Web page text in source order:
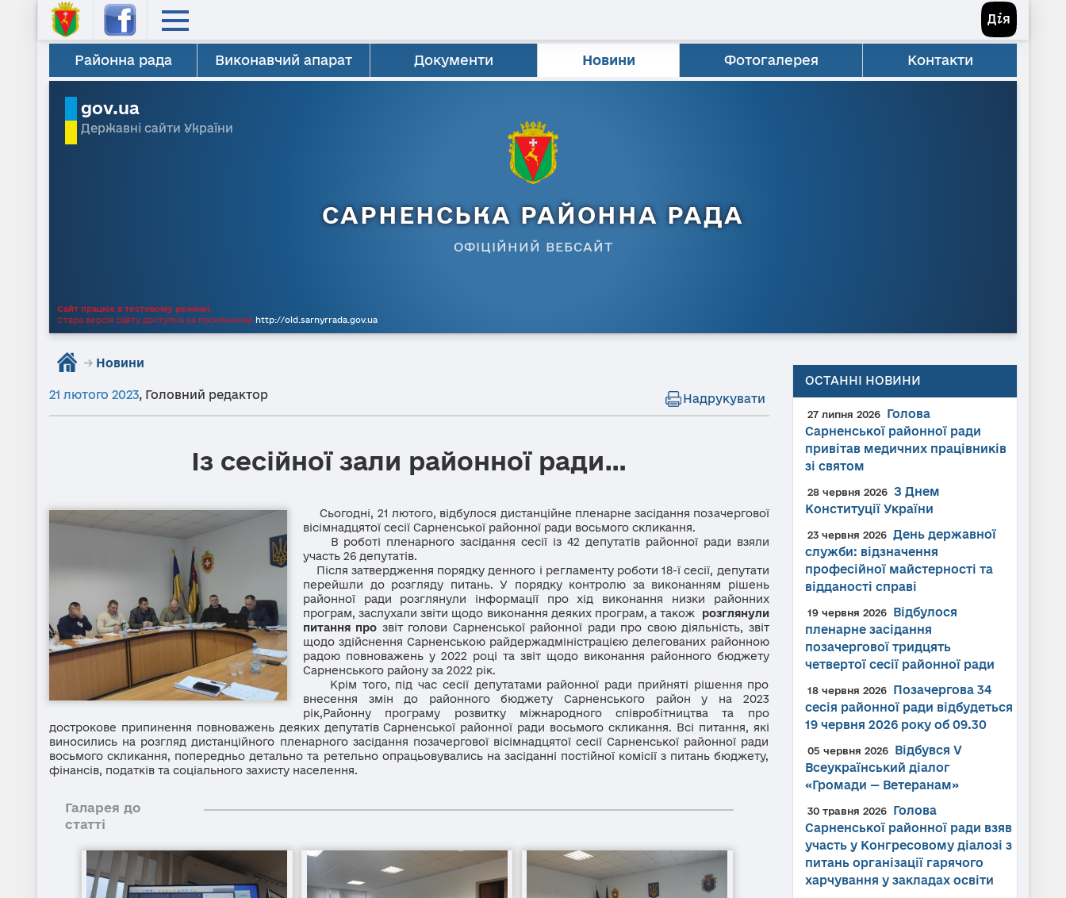
Районна рада Виконавчий апарат Документи Новини Фотогалерея Контакти
gov.ua
Державні сайти України
САРНЕНСЬКА РАЙОННА РАДА
ОФІЦІЙНИЙ ВЕБСАЙТ
Сайт працює в тестовому режимі.
Стара версія сайту доступна за посиланням http://old.sarnyrrada.gov.ua
→ Новини
21 лютого 2023, Головний редактор Надрукувати
Із сесійної зали районної ради…
Сьогодні, 21 лютого, відбулося дистанційне пленарне засідання позачергової
вісімнадцятої сесії Сарненської районної ради восьмого скликання.
В роботі пленарного засідання сесії із 42 депутатів районної ради взяли
участь 26 депутатів.
Після затвердження порядку денного і регламенту роботи 18-ї сесії, депутати
перейшли до розгляду питань. У порядку контролю за виконанням рішень
районної ради розглянули інформації про хід виконання низки районних
програм, заслухали звіти щодо виконання деяких програм, а також розглянули
питання про звіт голови Сарненської районної ради про свою діяльність, звіт
щодо здійснення Сарненською райдержадміністрацією делегованих районною
радою повноважень у 2022 році та звіт щодо виконання районного бюджету
Сарненського району за 2022 рік.
Крім того, під час сесії депутатами районної ради прийняті рішення про
внесення змін до районного бюджету Сарненського район у на 2023
рік,Районну програму розвитку міжнародного співробітництва та про
дострокове припинення повноважень деяких депутатів Сарненської районної ради восьмого скликання. Всі питання, які
виносились на розгляд дистанційного пленарного засідання позачергової вісімнадцятої сесії Сарненської районної ради
восьмого скликання, попередньо детально та ретельно опрацьовувались на засіданні постійної комісії з питань бюджету,
фінансів, податків та соціального захисту населення.
Галарея до
статті
ОСТАННІ НОВИНИ
27 липня 2026
Голова
Сарненської районної ради
привітав медичних працівників
зі святом
28 червня 2026
З Днем
Конституції України
23 червня 2026
День державної
служби: відзначення
професійної майстерності та
відданості справі
19 червня 2026
Відбулося
пленарне засідання
позачергової тридцять
четвертої сесії районної ради
18 червня 2026
Позачергова 34
сесія районної ради відбудеться
19 червня 2026 року об 09.30
05 червня 2026
Відбувся V
Всеукраїнський діалог
«Громади — Ветеранам»
30 травня 2026
Голова
Сарненської районної ради взяв
участь у Конгресовому діалозі з
питань організації гарячого
харчування у закладах освіти